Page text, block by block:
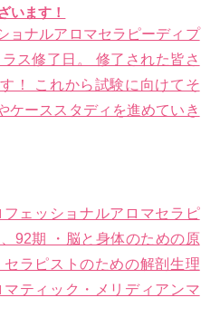
います！
ョナルアロマセラピーディプ
ス修了日。 修了された皆さ
！ これから試験に向けてそ
ケーススタディを進めていき
ェッショナルアロマセラピ
92期 ・脳と身体のための原
ラピストのための解剖生理
ティック・メリディアンマ